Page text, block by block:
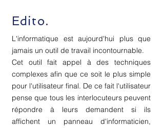
Edito.
L'informatique est aujourd'hui plus que
jamais un outil de travail incontournable.
Cet outil fait appel à des techniques
complexes afin que ce soit le plus simple
pour l'utilisateur final. De ce fait l'utilisateur
pense que tous les interlocuteurs peuvent
répondre à leurs demandent si ils
affichent un panneau d'informaticien,